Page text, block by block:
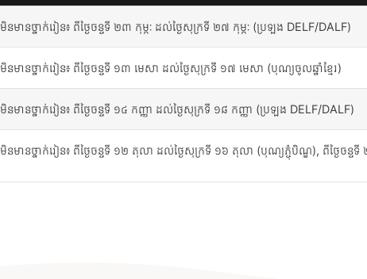
មិនមានថ្នាក់រៀន៖ ពីថ្ងៃចន្ទទី ២៣ កុម្ភៈ ដល់ថ្ងៃសុក្រទី ២៧ កុម្ភៈ (ប្រឡង DELF/DALF)
មិនមានថ្នាក់រៀន៖ ពីថ្ងៃចន្ទទី ១៣ មេសា ដល់ថ្ងៃសុក្រទី ១៧ មេសា (បុណ្យចូលឆ្នាំខ្មែរ)
មិនមានថ្នាក់រៀន៖ ពីថ្ងៃចន្ទទី ១៤ កញ្ញា ដល់ថ្ងៃសុក្រទី ១៨ កញ្ញា (ប្រឡង DELF/DALF)
មិនមានថ្នាក់រៀន៖ ពីថ្ងៃចន្ទទី ១២ តុលា ដល់ថ្ងៃសុក្រទី ១៦ តុលា (បុណ្យភ្ចុំបិណ្ឌ), ពីថ្ងៃចន្